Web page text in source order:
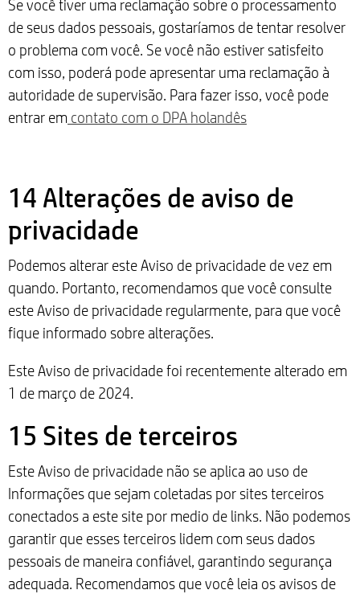
Se você tiver uma reclamação sobre o processamento
de seus dados pessoais, gostaríamos de tentar resolver
o problema com você. Se você não estiver satisfeito
com isso, poderá pode apresentar uma reclamação à
autoridade de supervisão. Para fazer isso, você pode
entrar em contato com o DPA holandês
14 Alterações de aviso de
privacidade
Podemos alterar este Aviso de privacidade de vez em
quando. Portanto, recomendamos que você consulte
este Aviso de privacidade regularmente, para que você
fique informado sobre alterações.
Este Aviso de privacidade foi recentemente alterado em
1 de março de 2024.
15 Sites de terceiros
Este Aviso de privacidade não se aplica ao uso de
Informações que sejam coletadas por sites terceiros
conectados a este site por medio de links. Não podemos
garantir que esses terceiros lidem com seus dados
pessoais de maneira confiável, garantindo segurança
adequada. Recomendamos que você leia os avisos de